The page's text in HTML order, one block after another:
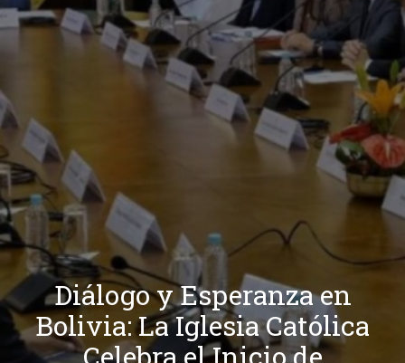
Diálogo y Esperanza en
Bolivia: La Iglesia Católica